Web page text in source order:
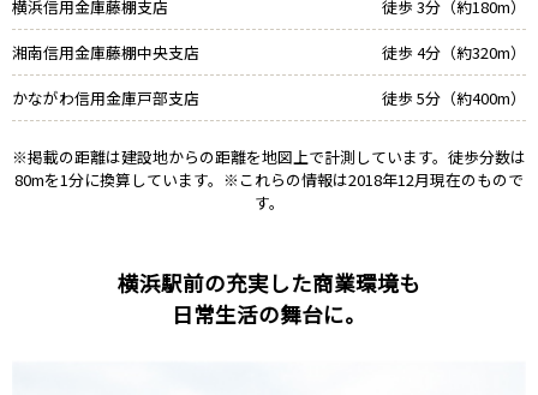
横浜信用金庫藤棚支店
徒歩 3分（約180m）
湘南信用金庫藤棚中央支店
徒歩 4分（約320m）
かながわ信用金庫戸部支店
徒歩 5分（約400m）
※掲載の距離は建設地からの距離を地図上で計測しています。徒歩分数は
80mを1分に換算しています。※これらの情報は2018年12月現在のもので
す。
横浜駅前の充実した商業環境も
日常生活の舞台に。